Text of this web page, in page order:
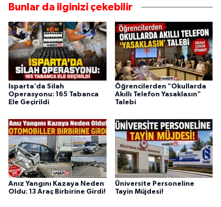
Bunlar da ilginizi çekebilir
Isparta’da Silah
Operasyonu: 165 Tabanca
Ele Geçirildi
Öğrencilerden "Okullarda
Akıllı Telefon Yasaklasın"
Talebi
Anız Yangını Kazaya Neden
Oldu: 13 Araç Birbirine Girdi!
Üniversite Personeline
Tayin Müjdesi!